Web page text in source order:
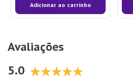
Adicionar ao carrinho
Avaliações
5.0